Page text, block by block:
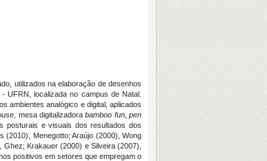
utilizados na elaboração de desenhos
UFRN, localizada no campus de Natal.
ambientes analógico e digital, aplicados
, mesa digitalizadora bamboo fun,pen
posturais e visuais dos resultados dos
Menegotto; Araújo (2000), Wong
Krakauer (2000) e Silveira (2007),
positivos em setores que empregam o